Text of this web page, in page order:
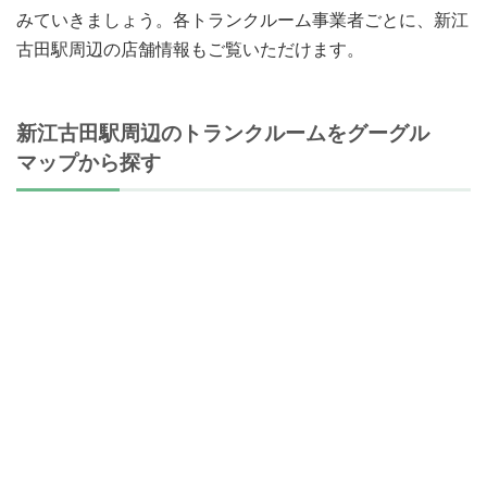
みていきましょう。各トランクルーム事業者ごとに、新江
古田駅周辺の店舗情報もご覧いただけます。
新江古田駅周辺のトランクルームをグーグル
マップから探す